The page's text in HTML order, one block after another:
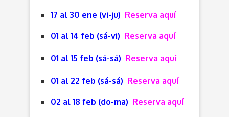
17 al 30 ene (vi-ju) Reserva aquí
01 al 14 feb (sá-vi) Reserva aquí
01 al 15 feb (sá-sá) Reserva aquí
01 al 22 feb (sá-sá) Reserva aquí
02 al 18 feb (do-ma) Reserva aquí